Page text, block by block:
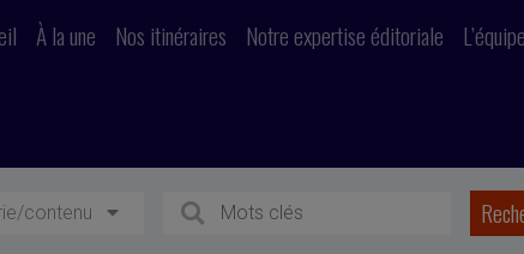
À la une Nos itinéraires Notre expertise éditoriale L’équipe
contenu